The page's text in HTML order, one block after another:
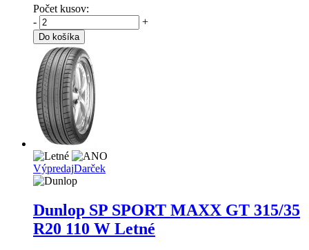
Počet kusov:
-
+
Do košíka
VýpredajDarček
Dunlop SP SPORT MAXX GT 315/35
R20 110 W Letné